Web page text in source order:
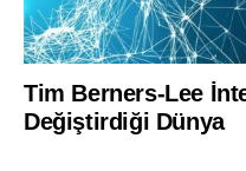
Tim Berners-Lee
Değiştirdiği Dünya